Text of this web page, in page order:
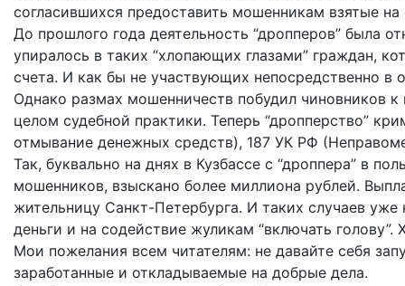
согласившихся предоставить мошенникам взятые
До прошлого года деятельность “дропперов” была
упиралось в таких “хлопающих глазами” граждан,
счета. И как бы не участвующих непосредственно в
Однако размах мошенничеств побудил чиновников
целом судебной практики. Теперь “дропперство”
отмывание денежных средств), 187 УК РФ
Так, буквально на днях в Кузбассе с “дроппера” в
мошенников, взыскано более миллиона рублей.
жительницу Санкт-Петербурга. И таких случаев
деньги и на содействие жуликам “включать голову”.
Мои пожелания всем читателям: не давайте себя
заработанные и откладываемые на добрые дела.